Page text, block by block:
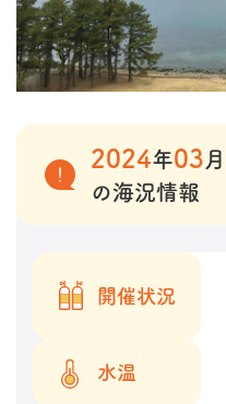
2024年03 月
の海況情報
開催状況
水温